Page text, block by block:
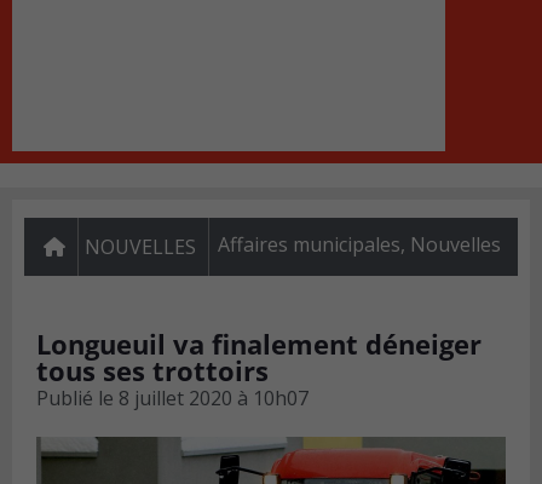
NOUVELLES Affaires municipales, Nouvelles
Longueuil va finalement déneiger
tous ses trottoirs
Publié le 8 juillet 2020 à 10h07